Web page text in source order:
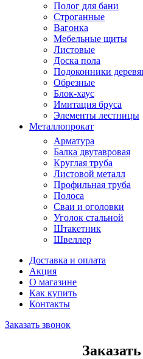
Полог для бани
Строганные
Вагонка
Мебельные щиты
Листовые
Доска пола
Подоконники
Обрезные
Блок-хаус
Имитация бруса
Элементы лестницы
Металлопрокат
Арматура
Балка двутавровая
Круглая труба
Листовой металл
Профильная труба
Полоса
Сваи и оголовки
Уголок стальной
Штакетник
Швеллер
Доставка и оплата
Акция
О магазине
Как купить
Контакты
Заказать звонок